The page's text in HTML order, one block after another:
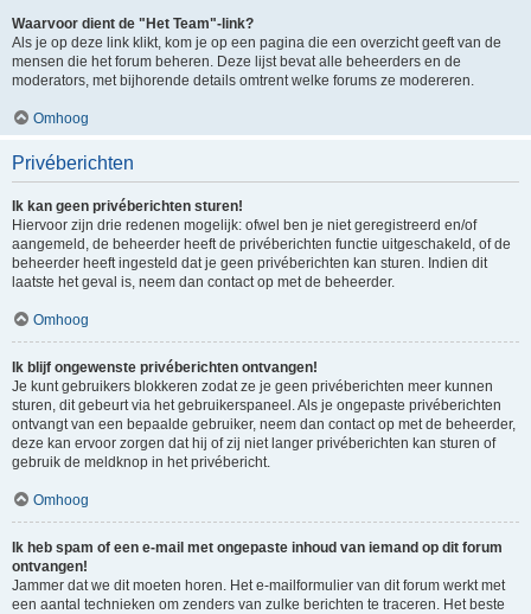
Waarvoor dient de "Het Team"-link?
Als je op deze link klikt, kom je op een pagina die een overzicht geeft van de
mensen die het forum beheren. Deze lijst bevat alle beheerders en de
moderators, met bijhorende details omtrent welke forums ze modereren.
Omhoog
Privéberichten
Ik kan geen privéberichten sturen!
Hiervoor zijn drie redenen mogelijk: ofwel ben je niet geregistreerd en/of
aangemeld, de beheerder heeft de privéberichten functie uitgeschakeld, of de
beheerder heeft ingesteld dat je geen privéberichten kan sturen. Indien dit
laatste het geval is, neem dan contact op met de beheerder.
Omhoog
Ik blijf ongewenste privéberichten ontvangen!
Je kunt gebruikers blokkeren zodat ze je geen privéberichten meer kunnen
sturen, dit gebeurt via het gebruikerspaneel. Als je ongepaste privéberichten
ontvangt van een bepaalde gebruiker, neem dan contact op met de beheerder,
deze kan ervoor zorgen dat hij of zij niet langer privéberichten kan sturen of
gebruik de meldknop in het privébericht.
Omhoog
Ik heb spam of een e-mail met ongepaste inhoud van iemand op dit forum
ontvangen!
Jammer dat we dit moeten horen. Het e-mailformulier van dit forum werkt met
een aantal technieken om zenders van zulke berichten te traceren. Het beste